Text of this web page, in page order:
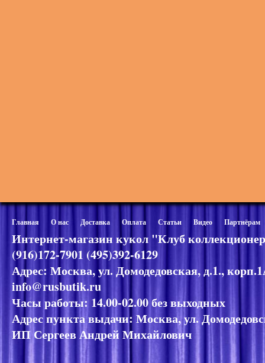
Главная О нас Доставка Оплата Статьи Видео Партнёрам
Интернет-магазин кукол "Клуб
(916)172-7901 (495)392-6129
Адрес: Москва, ул. Домодедовская, д.1.,
info@rusbutik.ru
Часы работы: 14.00-02.00 без выходных
Адрес пункта выдачи: Москва, ул.
ИП Сергеев Андрей Михайлович